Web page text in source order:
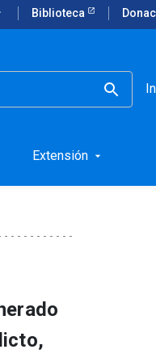
Biblioteca
Extensión arrow_drop_down
Rusia